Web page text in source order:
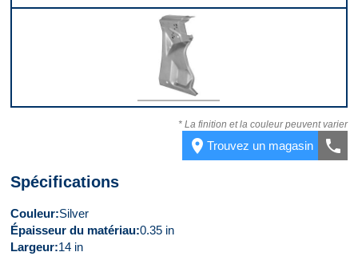
Dessus
* La finition et la couleur peuvent varier
place Trouvez un magasin call
Spécifications
Couleur Silver
Épaisseur du matériau 0.35 in
Largeur 14 in